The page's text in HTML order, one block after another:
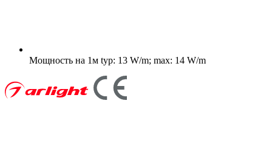
Мощность на 1м typ: 13 W/m; max: 14 W/m